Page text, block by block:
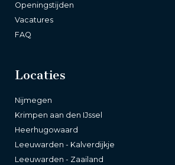
Openingstijden
Vacatures
FAQ
Locaties
Nijmegen
Krimpen aan den IJssel
Heerhugowaard
Leeuwarden - Kalverdijkje
Leeuwarden - Zaailand